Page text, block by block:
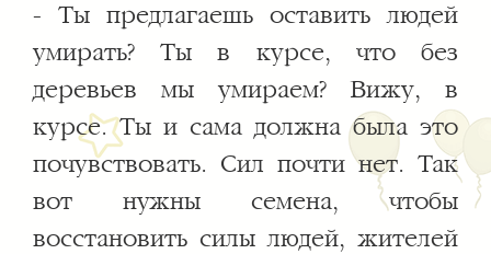
- Ты предлагаешь оставить людей
умирать? Ты в курсе, что без
деревьев мы умираем? Вижу, в
курсе. Ты и сама должна была это
почувствовать. Сил почти нет. Так
вот нужны семена, чтобы
восстановить силы людей, жителей